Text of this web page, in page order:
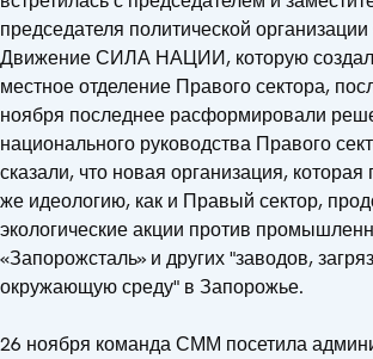
председателя политической
Движение СИЛА НАЦИИ, которую
местное отделение Правого сектора,
ноября последнее расформировали
национального руководства Правого
сказали, что новая организация,
же идеологию, как и Правый сектор,
экологические акции против
«Запорожсталь» и других "заводов,
окружающую среду" в Запорожье.
26 ноября команда СММ посетила